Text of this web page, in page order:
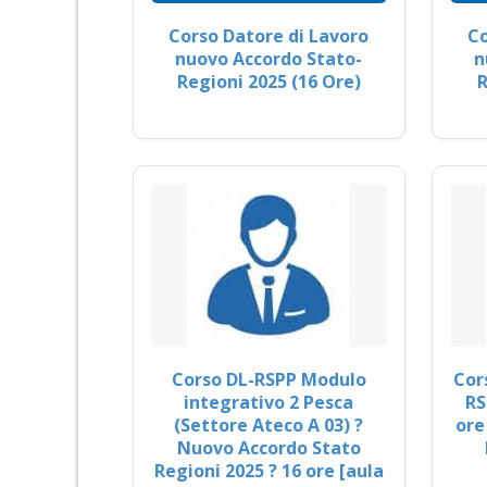
Corso Datore di Lavoro
nuovo Accordo Stato-
Regioni 2025 (16 Ore)
Corso DL-RSPP Modulo
integrativo 2 Pesca
(Settore Ateco A 03) ?
Nuovo Accordo Stato
Regioni 2025 ? 16 ore [aula